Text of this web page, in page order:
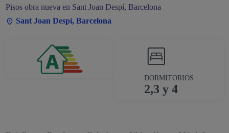
Pisos obra nueva en Sant Joan Despí, Barcelona
Sant Joan Despí, Barcelona
DORMITORIOS
2,3 y 4